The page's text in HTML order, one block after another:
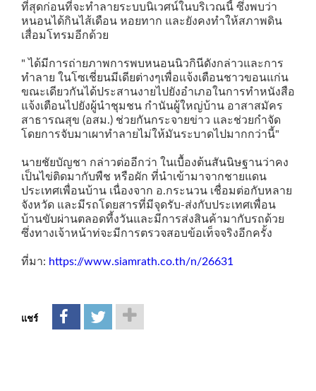
ที่สุดก่อนที่จะทำลายระบบนิเวศน์ในบริเวณนี้ ซึ่งพบว่า
หนอนได้กินไส้เดือน หอยทาก และยังคงทำให้สภาพดิน
เสื่อมโทรมอีกด้วย
" ได้มีการถ่ายภาพการพบหนอนนิวกินีดังกล่าวและการ
ทำลาย ในโซเชี่ยนมีเดียต่างๆเพื่อแจ้งเตือนชาวขอนแก่น
ขณะเดียวกันได้ประสานงายไปยังอำเภอในการทำหนังสือ
แจ้งเตือนไปยังผู้นำชุมชน กำนันผู้ใหญ่บ้าน อาสาสมัคร
สาธารณสุข (อสม.) ช่วยกันกระจายข่าว และช่วยกำจัด
โดยการจับมาเผาทำลายไม่ให้มันระบาดไปมากกว่านี้"
นายชัยบัญชา กล่าวต่ออีกว่า ในเบื้องต้นสันนิษฐานว่าคง
เป็นไข่ติดมากับพืช หรือผัก ที่นำเข้ามาจากชายแดน
ประเทศเพื่อนบ้าน เนื่องจาก อ.กระนวน เชื่อมต่อกับหลาย
จังหวัด และมีรถโดยสารที่มีจุดรับ-ส่งกับประเทศเพื่อน
บ้านขับผ่านตลอดที้งวันและมีการส่งสินค้ามากับรถด้วย
ซึ่งทางเจ้าหน้าท่จะมีการตรวจสอบข้อเท็จจริงอีกครั้ง
ที่มา: https://www.siamrath.co.th/n/26631
แชร์